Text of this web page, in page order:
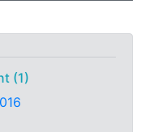
(1)